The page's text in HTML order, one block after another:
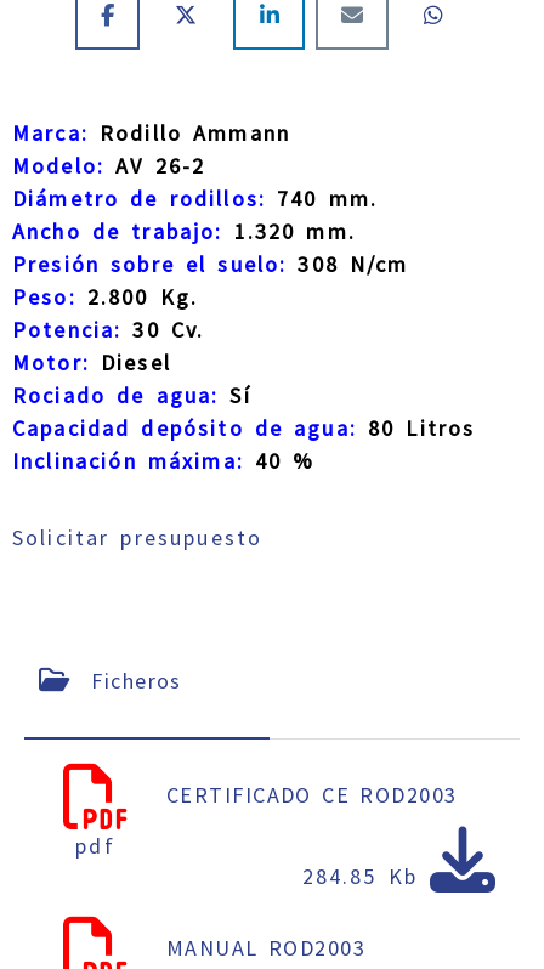
Marca: Rodillo Ammann
Modelo: AV 26-2
Diámetro de rodillos: 740 mm.
Ancho de trabajo: 1.320 mm.
Presión sobre el suelo: 308 N/cm
Peso: 2.800 Kg.
Potencia: 30 Cv.
Motor: Diesel
Rociado de agua: Sí
Capacidad depósito de agua: 80 Litros
Inclinación máxima: 40 %
Solicitar presupuesto
Ficheros
pdf
CERTIFICADO CE ROD2003
284.85 Kb
MANUAL ROD2003